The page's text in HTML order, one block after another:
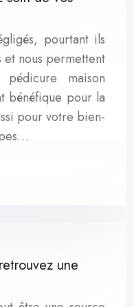
pourtant ils
nous permettent
maison
bénéfique pour la
pour votre bien-
une